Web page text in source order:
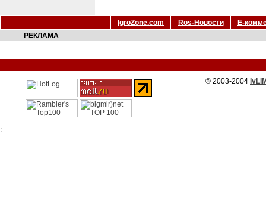
IgroZone.com Ros-Новости
Е-
РЕКЛАМА
© 2003-2004
: